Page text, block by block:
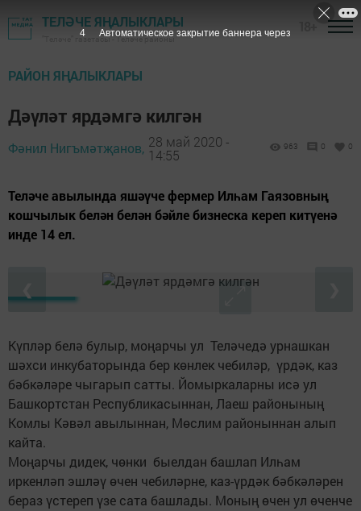
ТЕЛӘЧЕ ЯҢАЛЫКЛАРЫ
"Теләче" газетасы - Теләче районы
РАЙОН ЯҢАЛЫКЛАРЫ
Дәүләт ярдәмгә килгән
Фәнил Нигъмәтҗанов, 28 май 2020 -
14:55
963 0 0
Теләче авылында яшәүче фермер Илһам Гаязовның
кошчылык белән белән бәйле бизнеска кереп китүенә
инде 14 ел.
Күпләр белә булыр, моңарчы ул Теләчедә урнашкан
шәхси инкубаторында бер көнлек чебиләр, үрдәк, каз
бәбкәләре чыгарып сатты. Йомыркаларны исә ул
Башкортстан Республикасыннан, Лаеш районының
Комлы Кәвәл авылыннан, Мөслим районыннан алып
кайта.
Моңарчы дидек, чөнки быелдан башлап Илһам
иркенләп эшләү өчен чебиләрне, каз-үрдәк бәбкәләрен
бераз үстереп үзе сата башлады. Моның өчен ул өченче
3 Автоматическое закрытие баннера через